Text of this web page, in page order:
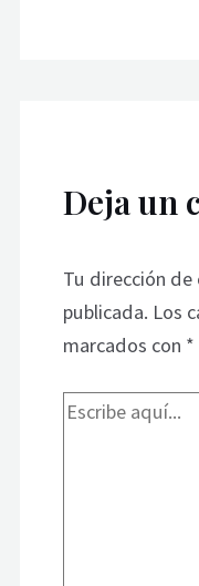
Deja un
Tu dirección de
publicada. Los
marcados con *